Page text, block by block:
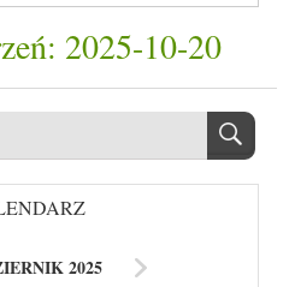
2025-10-20
2025